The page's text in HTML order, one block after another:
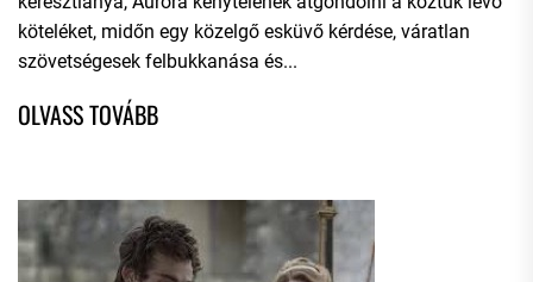
köteléket, midőn egy közelgő esküvő kérdése, váratlan
szövetségesek felbukkanása és...